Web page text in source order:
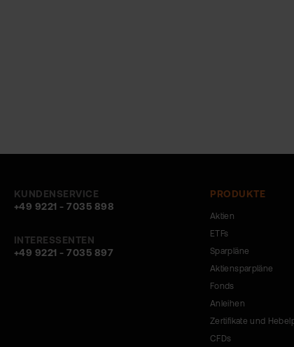
KUNDENSERVICE
+49 9221 - 7035 898
INTERESSENTEN
+49 9221 - 7035 897
PRODUKTE
Aktien
ETFs
Sparpläne
Aktiensparpläne
Fonds
Anleihen
Zertifikate und
CFDs